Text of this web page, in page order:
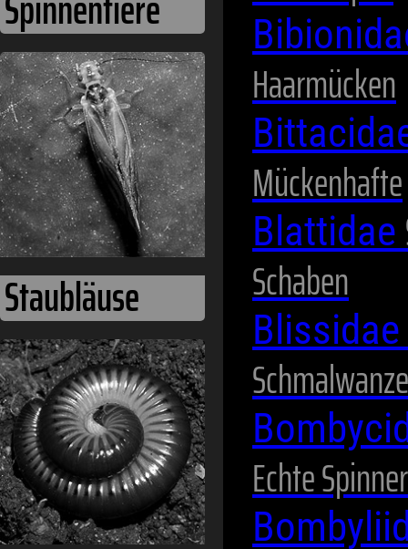
Staubläuse
Tausendfüßer
Haarmücken
Mückenhafte
Blattidae
Schaben
Blissidae
Echte Spinner